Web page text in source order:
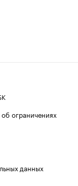
ограничениях
данных